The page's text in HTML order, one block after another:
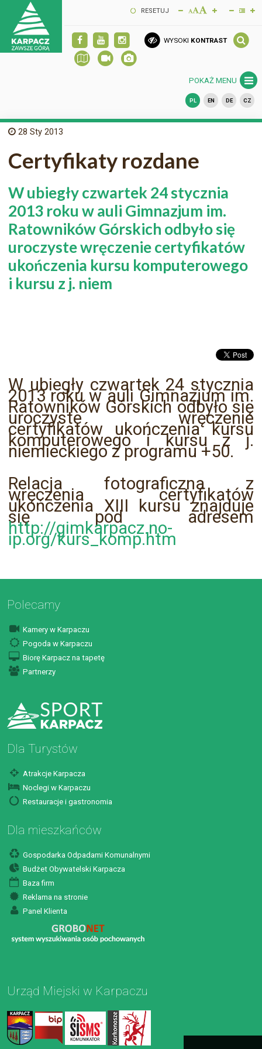
RESETUJ
WYSOKI KONTRAST
POKAŻ MENU
PL EN DE CZ
28 Sty 2013
Certyfikaty rozdane
W ubiegły czwartek 24 stycznia
2013 roku w auli Gimnazjum im.
Ratowników Górskich odbyło się
uroczyste wręczenie certyfikatów
ukończenia kursu komputerowego
i kursu z j. niem
W ubiegły czwartek 24 stycznia
2013 roku w auli Gimnazjum im.
Ratowników Górskich odbyło się
uroczyste wręczenie
certyfikatów ukończenia kursu
komputerowego i kursu z j.
niemieckiego z programu +50.
Relacja fotograficzna z
wręczenia certyfikatów
ukończenia XIII kursu znajduje
się pod adresem
http://gimkarpacz.no-
ip.org/kurs_komp.htm
Polecamy
Kamery w Karpaczu
Pogoda w Karpaczu
Biorę Karpacz na tapetę
Partnerzy
Dla Turystów
Atrakcje Karpacza
Noclegi w Karpaczu
Restauracje i gastronomia
Dla mieszkańców
Gospodarka Odpadami Komunalnymi
Budżet Obywatelski Karpacza
Baza firm
Reklama na stronie
Panel Klienta
Urząd Miejski w Karpaczu